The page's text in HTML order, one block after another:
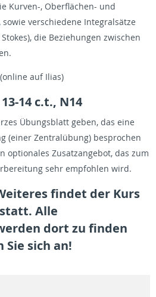
Kurven-, Oberflächen- und
verschiedene Integralsätze
die Beziehungen zwischen
auf Ilias)
14 c.t., N14
Übungsblatt geben, das eine
(einer Zentralübung) besprochen
optionales Zusatzangebot, das zum
sehr empfohlen wird.
findet der Kurs
Alle
dort zu finden
sich an!